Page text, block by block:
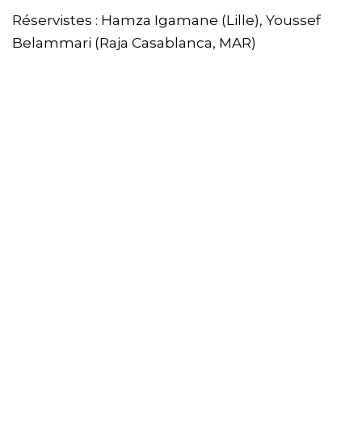
Réservistes : Hamza Igamane (Lille), Youssef
Belammari (Raja Casablanca, MAR)